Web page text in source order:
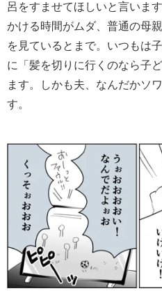
呂をすませてほしいと言いま
かける時間がムダ、普通の母
を見ているとまで。いつもは
に「髪を切りに行くのなら子
ます。しかも夫、なんだかソ
す。